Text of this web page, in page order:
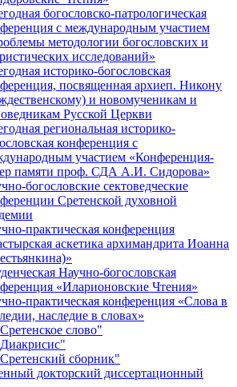
богословско-патрологическая
с международным участием
методологии богословских и
исследований»
историко-богословская
посвященная архиеп. Никону
и новомученикам и
Русской Церкви
региональная историко-
конференция с
участием «Конференция-
памяти проф. СДА А.И. Сидорова»
богословские сектоведческие
Сретенской духовной
практическая конференция
аскетика архимандрита Иоанна
Научно-богословская
«Иларионовские Чтения»
практическая конференция «Cлова в
наследие в словах»
слово"
сборник"
докторский диссертационный